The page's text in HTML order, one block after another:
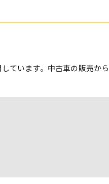
ています。中古車の販売か